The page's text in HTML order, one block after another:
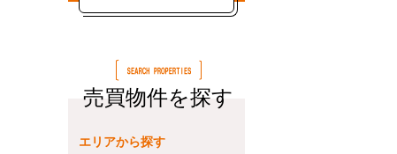
売買物件を探す
エリアから探す